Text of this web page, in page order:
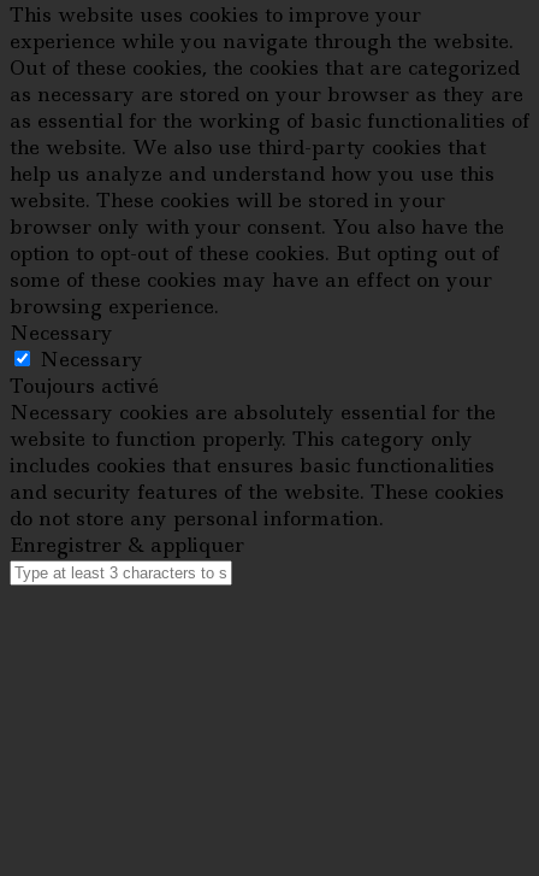
This website uses cookies to improve your
experience while you navigate through the website.
Out of these cookies, the cookies that are categorized
as necessary are stored on your browser as they are
as essential for the working of basic functionalities of
the website. We also use third-party cookies that
help us analyze and understand how you use this
website. These cookies will be stored in your
browser only with your consent. You also have the
option to opt-out of these cookies. But opting out of
some of these cookies may have an effect on your
browsing experience.
Necessary
Necessary
Toujours activé
Necessary cookies are absolutely essential for the
website to function properly. This category only
includes cookies that ensures basic functionalities
and security features of the website. These cookies
do not store any personal information.
Enregistrer & appliquer